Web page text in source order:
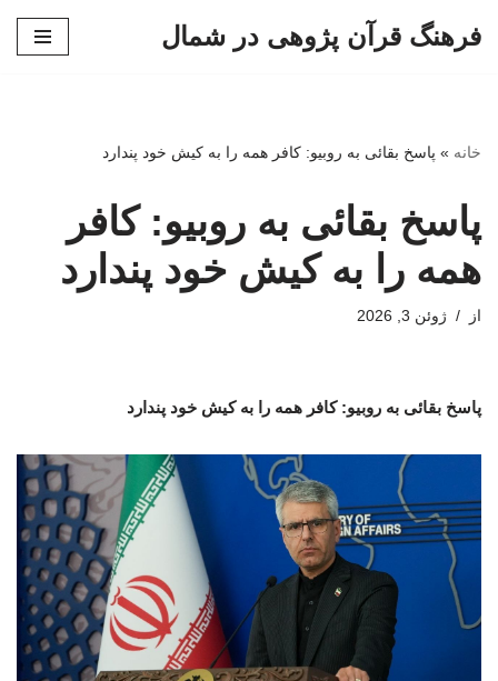
فرهنگ قرآن پژوهی در شمال
خانه » پاسخ بقائی به روبیو: کافر همه را به کیش خود پندارد
پاسخ بقائی به روبیو: کافر
همه را به کیش خود پندارد
از ژوئن 3, 2026
پاسخ بقائی به روبیو: کافر همه را به کیش خود پندارد